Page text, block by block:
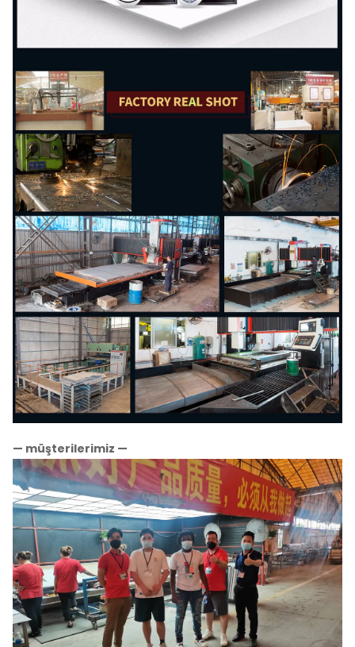
— müşterilerimiz —